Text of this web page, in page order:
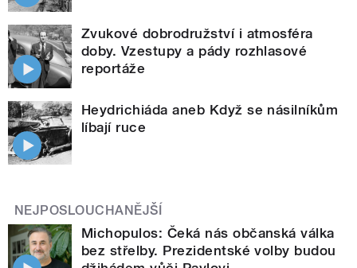
Zvukové dobrodružství i atmosféra
doby. Vzestupy a pády rozhlasové
reportáže
Heydrichiáda aneb Když se násilníkům
líbají ruce
NEJPOSLOUCHANĚJŠÍ
Michopulos: Čeká nás občanská válka
bez střelby. Prezidentské volby budou